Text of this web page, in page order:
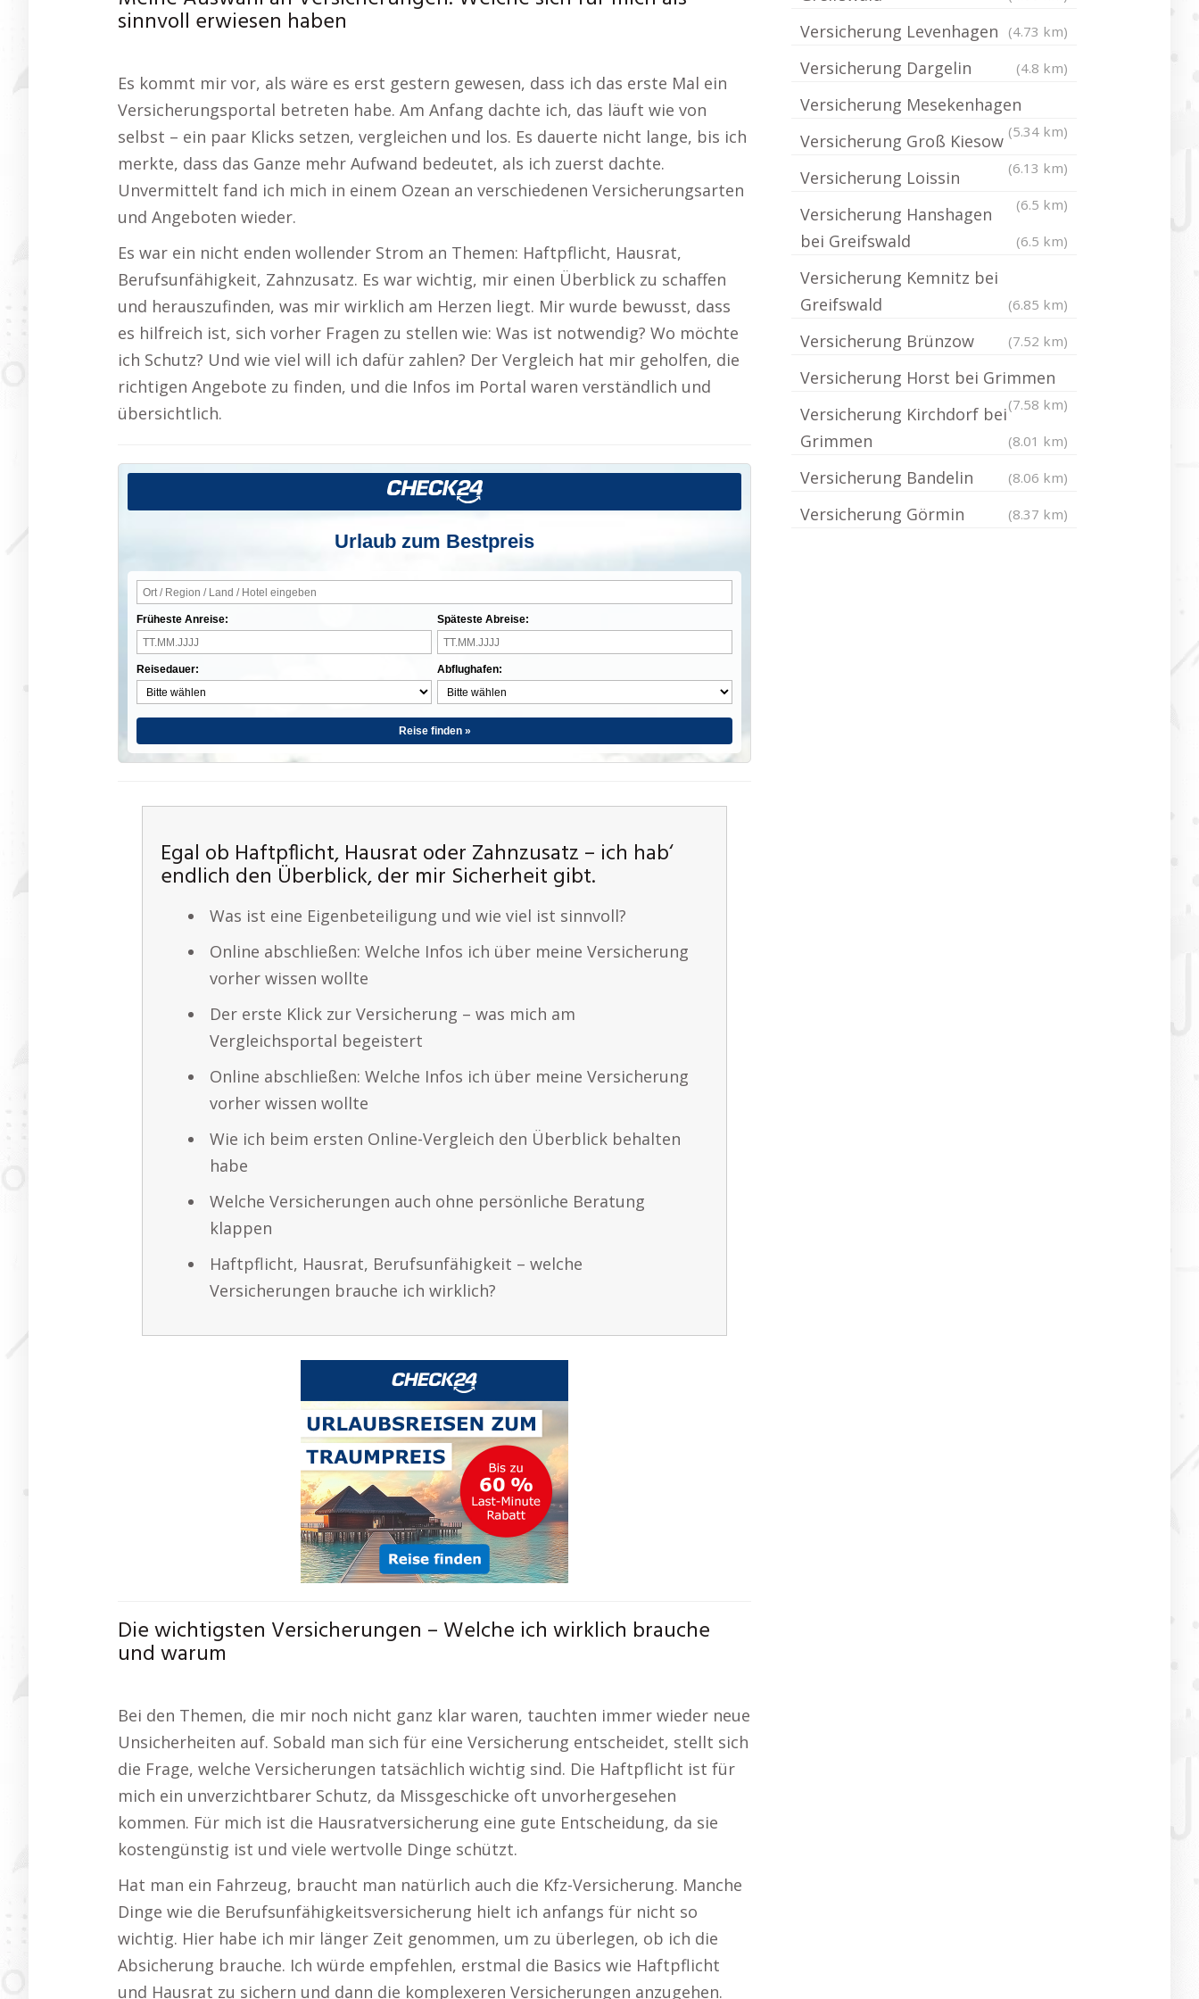
sinnvoll erwiesen haben
Es kommt mir vor, als wäre es erst gestern gewesen, dass ich das erste Mal ein
Versicherungsportal betreten habe. Am Anfang dachte ich, das läuft wie von
selbst – ein paar Klicks setzen, vergleichen und los. Es dauerte nicht lange, bis ich
merkte, dass das Ganze mehr Aufwand bedeutet, als ich zuerst dachte.
Unvermittelt fand ich mich in einem Ozean an verschiedenen Versicherungsarten
und Angeboten wieder.
Es war ein nicht enden wollender Strom an Themen: Haftpflicht, Hausrat,
Berufsunfähigkeit, Zahnzusatz. Es war wichtig, mir einen Überblick zu schaffen
und herauszufinden, was mir wirklich am Herzen liegt. Mir wurde bewusst, dass
es hilfreich ist, sich vorher Fragen zu stellen wie: Was ist notwendig? Wo möchte
ich Schutz? Und wie viel will ich dafür zahlen? Der Vergleich hat mir geholfen, die
richtigen Angebote zu finden, und die Infos im Portal waren verständlich und
übersichtlich.
Urlaub zum Bestpreis
Früheste Anreise:
Reisedauer:
Späteste Abreise:
Abflughafen:
Reise finden »
Egal ob Haftpflicht, Hausrat oder Zahnzusatz – ich hab‘
endlich den Überblick, der mir Sicherheit gibt.
Was ist eine Eigenbeteiligung und wie viel ist sinnvoll?
Online abschließen: Welche Infos ich über meine Versicherung
vorher wissen wollte
Der erste Klick zur Versicherung – was mich am
Vergleichsportal begeistert
Online abschließen: Welche Infos ich über meine Versicherung
vorher wissen wollte
Wie ich beim ersten Online-Vergleich den Überblick behalten
habe
Welche Versicherungen auch ohne persönliche Beratung
klappen
Haftpflicht, Hausrat, Berufsunfähigkeit – welche
Versicherungen brauche ich wirklich?
Die wichtigsten Versicherungen – Welche ich wirklich brauche
und warum
Bei den Themen, die mir noch nicht ganz klar waren, tauchten immer wieder neue
Unsicherheiten auf. Sobald man sich für eine Versicherung entscheidet, stellt sich
die Frage, welche Versicherungen tatsächlich wichtig sind. Die Haftpflicht ist für
mich ein unverzichtbarer Schutz, da Missgeschicke oft unvorhergesehen
kommen. Für mich ist die Hausratversicherung eine gute Entscheidung, da sie
kostengünstig ist und viele wertvolle Dinge schützt.
Hat man ein Fahrzeug, braucht man natürlich auch die Kfz-Versicherung. Manche
Dinge wie die Berufsunfähigkeitsversicherung hielt ich anfangs für nicht so
wichtig. Hier habe ich mir länger Zeit genommen, um zu überlegen, ob ich die
Absicherung brauche. Ich würde empfehlen, erstmal die Basics wie Haftpflicht
und Hausrat zu sichern und dann die komplexeren Versicherungen anzugehen.
Versicherung Levenhagen (4.73 km)
Versicherung Dargelin (4.8 km)
Versicherung Mesekenhagen
(5.34 km)
Versicherung Groß Kiesow
(6.13 km)
Versicherung Loissin
(6.5 km)
Versicherung Hanshagen
bei Greifswald
(6.5 km)
Versicherung Kemnitz bei
Greifswald
(6.85 km)
Versicherung Brünzow (7.52 km)
Versicherung Horst bei Grimmen
(7.58 km)
Versicherung Kirchdorf bei
Grimmen
(8.01 km)
Versicherung Bandelin (8.06 km)
Versicherung Görmin (8.37 km)